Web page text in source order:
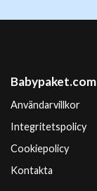
Babypaket.com
Användarvillkor
Integritetspolicy
Cookiepolicy
Kontakta